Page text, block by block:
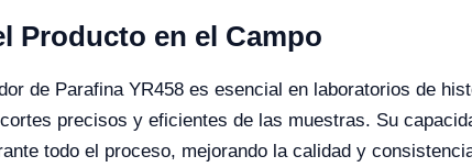
Producto en el Campo
de Parafina YR458 es esencial en laboratorios de
precisos y eficientes de las muestras. Su
todo el proceso, mejorando la calidad y